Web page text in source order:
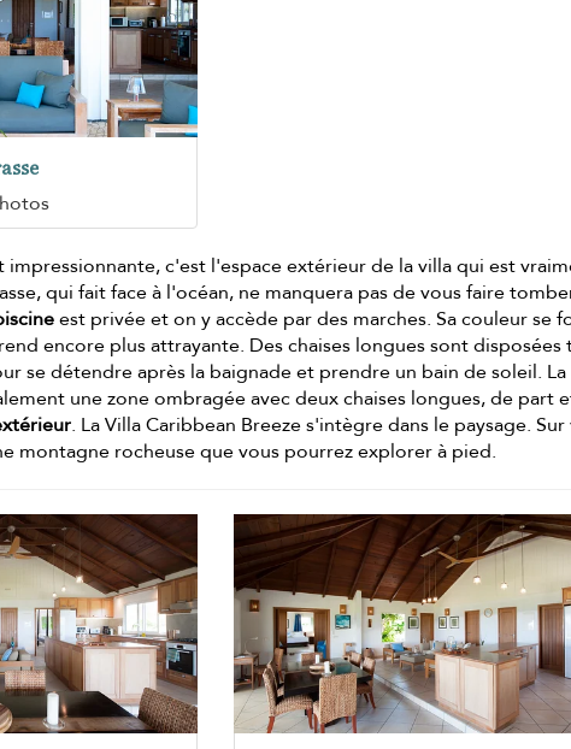
impressionnante, c'est l'espace extérieur de la villa qui est
qui fait face à l'océan, ne manquera pas de vous faire
est privée et on y accède par des marches. Sa couleur se
encore plus attrayante. Des chaises longues sont
se détendre après la baignade et prendre un bain de soleil. La
une zone ombragée avec deux chaises longues, de part
. La Villa Caribbean Breeze s'intègre dans le paysage.
montagne rocheuse que vous pourrez explorer à pied.